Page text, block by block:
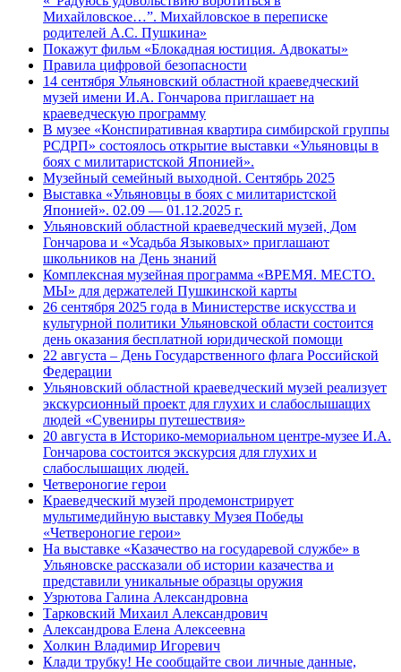
Михайловское…”. Михайловское в переписке
родителей А.С. Пушкина»
Покажут фильм «Блокадная юстиция. Адвокаты»
Правила цифровой безопасности
14 сентября Ульяновский областной краеведческий
музей имени И.А. Гончарова приглашает на
краеведческую программу
В музее «Конспиративная квартира симбирской группы
РСДРП» состоялось открытие выставки «Ульяновцы в
боях с милитаристской Японией».
Музейный семейный выходной. Сентябрь 2025
Выставка «Ульяновцы в боях с милитаристской
Японией». 02.09 — 01.12.2025 г.
Ульяновский областной краеведческий музей, Дом
Гончарова и «Усадьба Языковых» приглашают
школьников на День знаний
Комплексная музейная программа «ВРЕМЯ. МЕСТО.
МЫ» для держателей Пушкинской карты
26 сентября 2025 года в Министерстве искусства и
культурной политики Ульяновской области состоится
день оказания бесплатной юридической помощи
22 августа – День Государственного флага Российской
Федерации
Ульяновский областной краеведческий музей реализует
экскурсионный проект для глухих и слабослышащих
людей «Сувениры путешествия»
20 августа в Историко-мемориальном центре-музее И.А.
Гончарова состоится экскурсия для глухих и
слабослышащих людей.
Четвероногие герои
Краеведческий музей продемонстрирует
мультимедийную выставку Музея Победы
«Четвероногие герои»
На выставке «Казачество на государевой службе» в
Ульяновске рассказали об истории казачества и
представили уникальные образцы оружия
Узрютова Галина Александровна
Тарковский Михаил Александрович
Александрова Елена Алексеевна
Холкин Владимир Игоревич
Клади трубку! Не сообщайте свои личные данные,